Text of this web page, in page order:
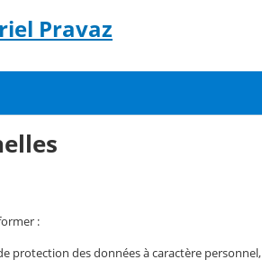
Pravaz
:
protection des données à caractère personnel,